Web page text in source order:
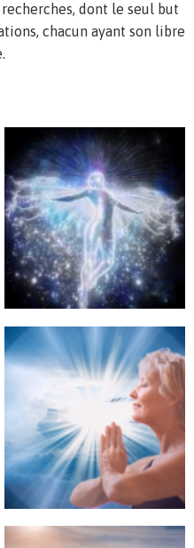
dont le seul but
chacun ayant son libre